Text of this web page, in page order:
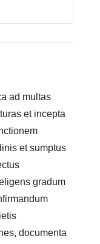
ad multas
et incepta
et sumptus
gradum
documenta